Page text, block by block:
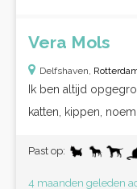
Vera Mols
Delfshaven,
Ik ben altijd
katten, kippen, noem
Past op:
4 maanden geleden